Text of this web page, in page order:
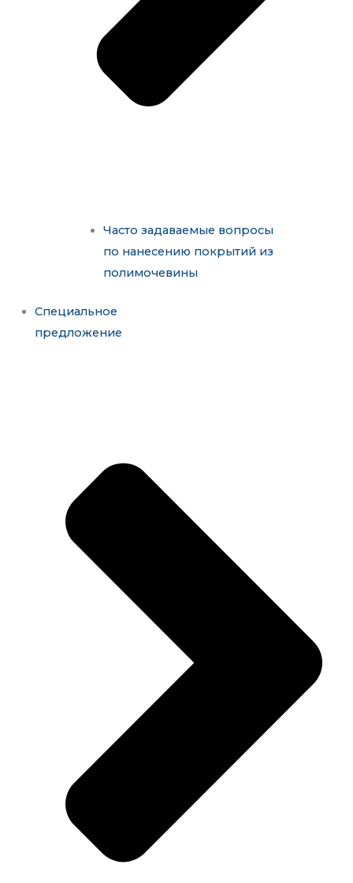
Часто задаваемые вопросы
по нанесению покрытий из
полимочевины
Специальное
предложение